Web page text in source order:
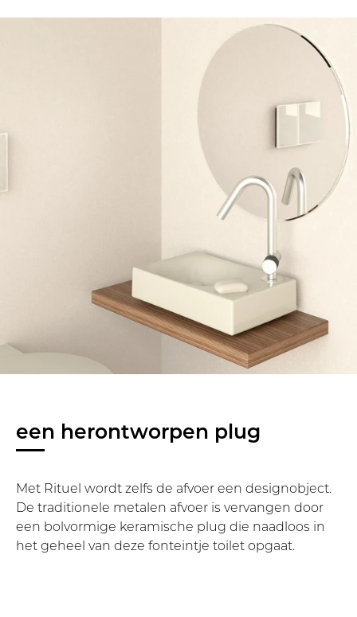
een herontworpen plug
Met Rituel wordt zelfs de afvoer een designobject.
De traditionele metalen afvoer is vervangen door
een bolvormige keramische plug die naadloos in
het geheel van deze fonteintje toilet opgaat.